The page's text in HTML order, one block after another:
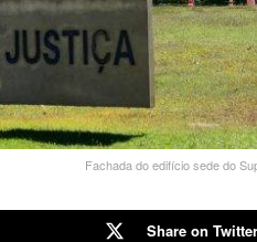
Fachada do edifício sede do
Share on Twitter